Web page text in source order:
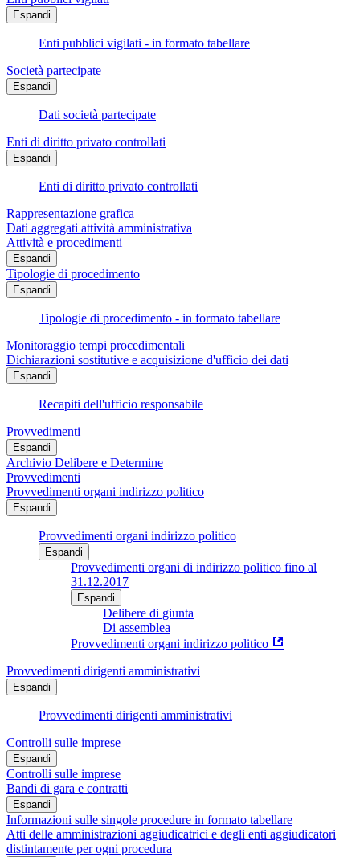
Espandi
Enti pubblici vigilati - in formato tabellare
Società partecipate
Espandi
Dati società partecipate
Enti di diritto privato controllati
Espandi
Enti di diritto privato controllati
Rappresentazione grafica
Dati aggregati attività amministrativa
Attività e procedimenti
Espandi
Tipologie di procedimento
Espandi
Tipologie di procedimento - in formato tabellare
Monitoraggio tempi procedimentali
Dichiarazioni sostitutive e acquisizione d'ufficio dei dati
Espandi
Recapiti dell'ufficio responsabile
Provvedimenti
Espandi
Archivio Delibere e Determine
Provvedimenti
Provvedimenti organi indirizzo politico
Espandi
Provvedimenti organi indirizzo politico
Espandi
Provvedimenti organi di indirizzo politico fino al
31.12.2017
Espandi
Delibere di giunta
Di assemblea
Provvedimenti organi indirizzo politico
Provvedimenti dirigenti amministrativi
Espandi
Provvedimenti dirigenti amministrativi
Controlli sulle imprese
Espandi
Controlli sulle imprese
Bandi di gara e contratti
Espandi
Informazioni sulle singole procedure in formato tabellare
Atti delle amministrazioni aggiudicatrici e degli enti aggiudicatori
distintamente per ogni procedura